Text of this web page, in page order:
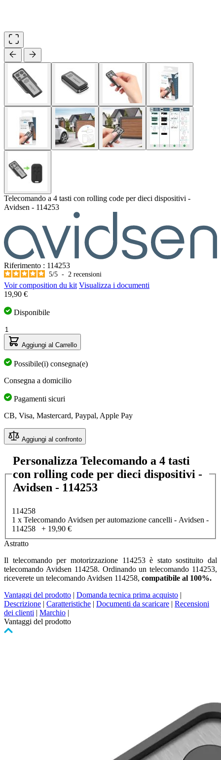
Telecomando a 4 tasti con rolling code per dieci dispositivi -
Avidsen - 114253
Riferimento : 114253
5/5 - 2 recensioni
Voir composition du kit Visualizza i documenti
Il prezzo dipende dalle opzioni scelte
19,90 €
Disponibile
Quantità
Aggiungi al Carrello
Possibile(i) consegna(e)
Consegna a domicilio
Pagamenti sicuri
CB, Visa, Mastercard, Paypal, Apple Pay
Aggiungi al confronto
Personalizza Telecomando a 4 tasti
con rolling code per dieci dispositivi -
Avidsen - 114253
114258
1 x Telecomando Avidsen per automazione cancelli - Avidsen -
114258
+ 19,90 €
Astratto
Il telecomando per motorizzazione 114253 è stato sostituito dal
telecomando Avidsen 114258. Ordinando un telecomando 114253,
riceverete un telecomando Avidsen 114258, compatibile al 100%.
Vantaggi del prodotto | Domanda tecnica prima acquisto |
Descrizione | Caratteristiche | Documenti da scaricare | Recensioni
dei clienti | Marchio |
Vantaggi del prodotto